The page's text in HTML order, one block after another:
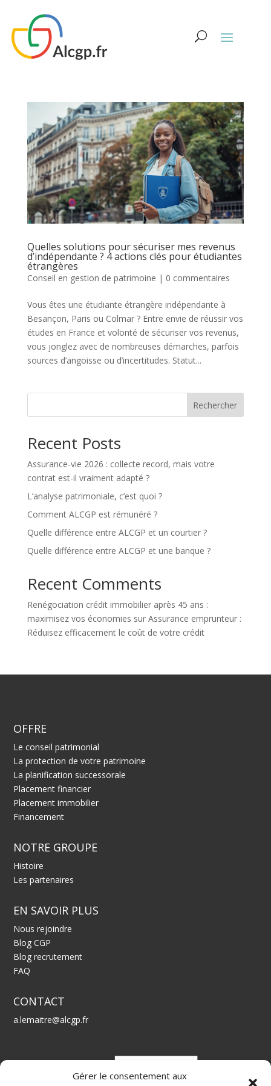
Gérer le consentement aux
Quelles solutions pour sécuriser mes revenus
d’indépendante ? 4 actions clés pour étudiantes
étrangères
Conseil en gestion de patrimoine | 0 commentaires
Vous êtes une étudiante étrangère indépendante à
Besançon, Paris ou Colmar ? Entre envie de réussir vos
études en France et volonté de sécuriser vos revenus,
vous jonglez avec de nombreuses démarches, parfois
sources d’angoisse ou d’incertitudes. Statut...
Rechercher
Recent Posts
Assurance-vie 2026 : collecte record, mais votre
contrat est-il vraiment adapté ?
L’analyse patrimoniale, c’est quoi ?
Comment ALCGP est rémunéré ?
Quelle différence entre ALCGP et un courtier ?
Quelle différence entre ALCGP et une banque ?
Recent Comments
Renégociation crédit immobilier après 45 ans :
maximisez vos économies sur Assurance emprunteur :
Réduisez efficacement le coût de votre crédit
OFFRE
Le conseil patrimonial
La protection de votre patrimoine
La planification successorale
Placement financier
Placement immobilier
Financement
NOTRE GROUPE
Histoire
Les partenaires
EN SAVOIR PLUS
Nous rejoindre
Blog CGP
Blog recrutement
FAQ
CONTACT
a.lemaitre@alcgp.fr